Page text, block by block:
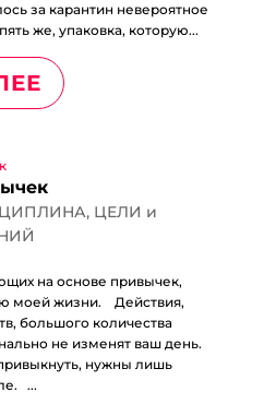
за карантин невероятное
же, упаковка, которую...
, ЦЕЛИ и
на основе привычек,
моей жизни.⠀ Действия,
большого количества
не изменят ваш день.⠀
нужны лишь